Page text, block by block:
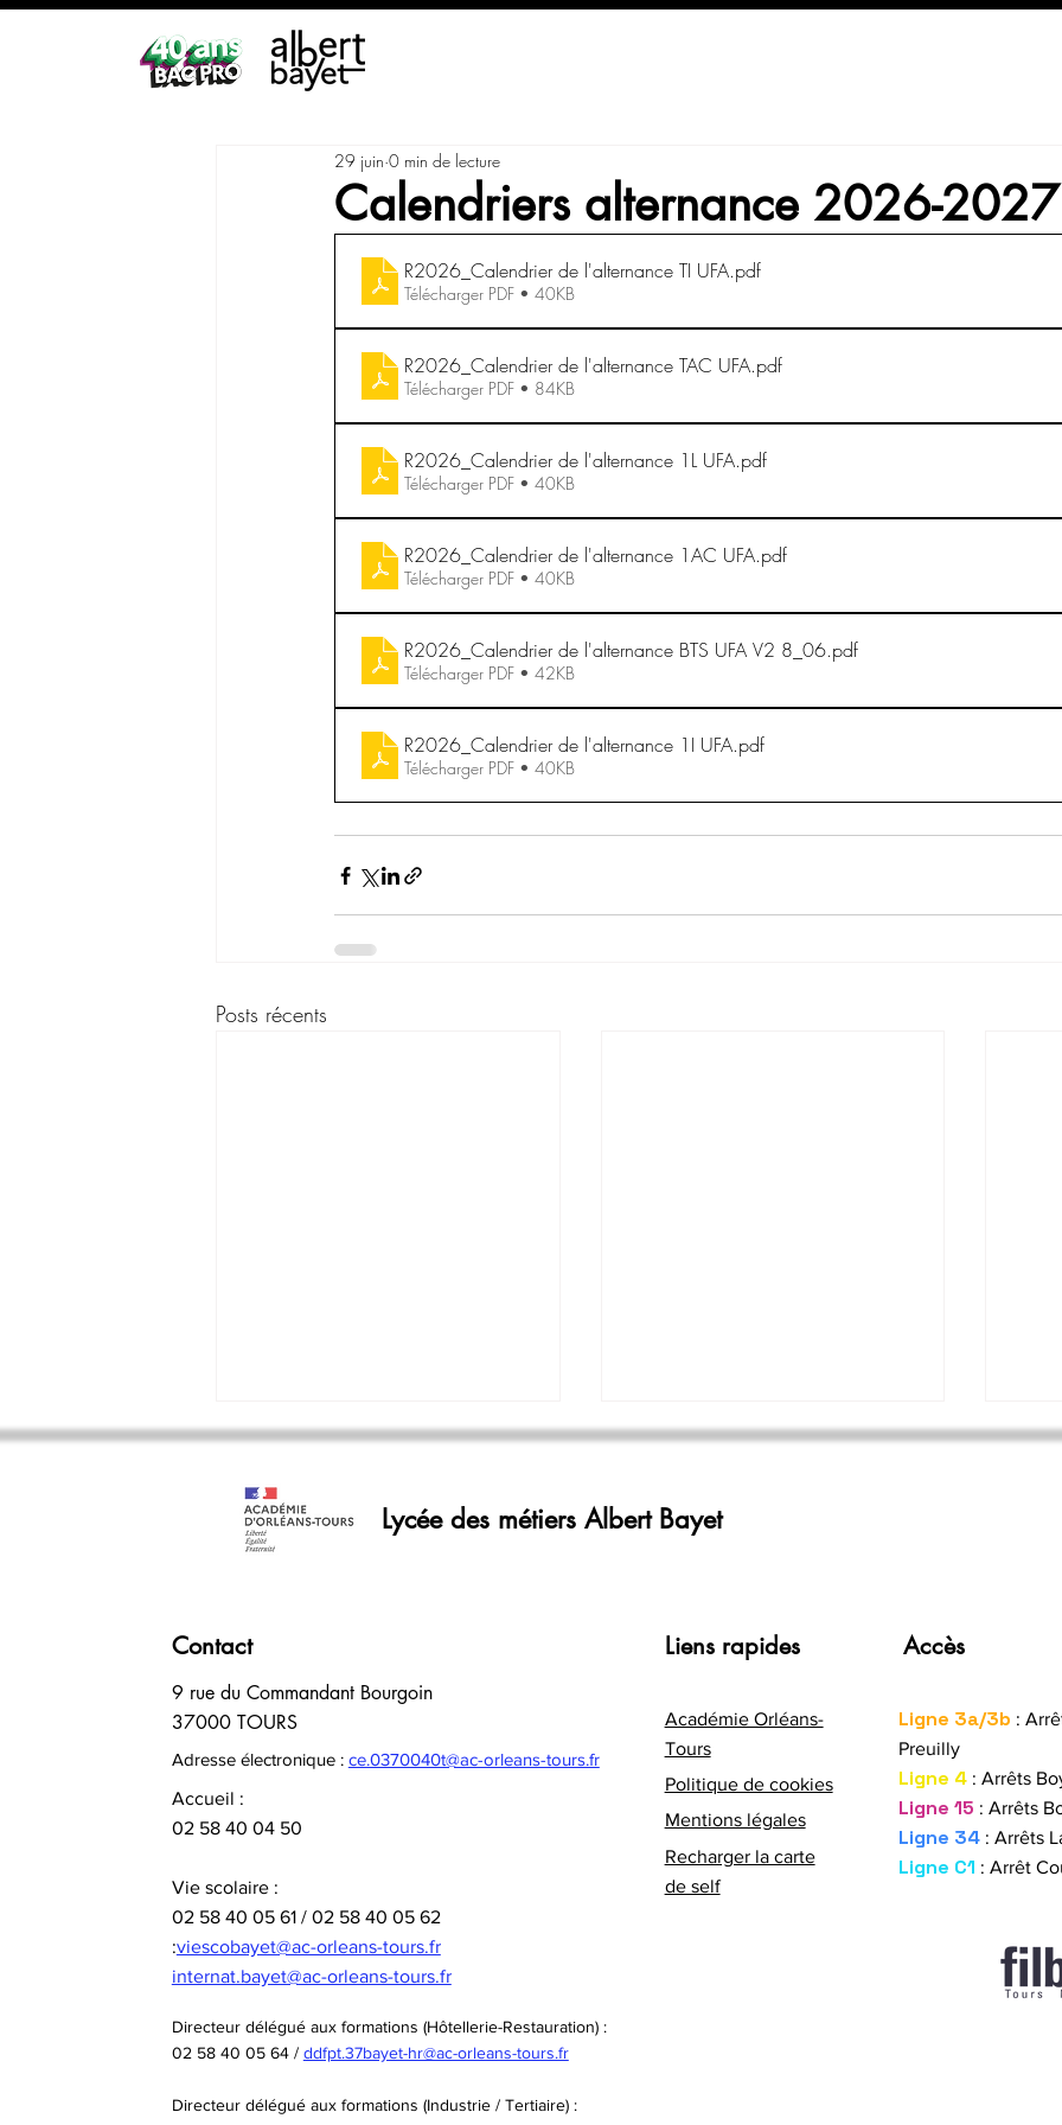
Calendriers alternance 2026-2027
29 juin 0 min de lecture
R2026_Calendrier de l'alternance TI UFA.pdf
Télécharger PDF • 40KB
R2026_Calendrier de l'alternance TAC UFA.pdf
Télécharger PDF • 84KB
R2026_Calendrier de l'alternance 1L UFA.pdf
Télécharger PDF • 40KB
R2026_Calendrier de l'alternance 1AC UFA.pdf
Télécharger PDF • 40KB
R2026_Calendrier de l'alternance BTS UFA V2 8_06.pdf
Télécharger PDF • 42KB
R2026_Calendrier de l'alternance 1I UFA.pdf
Télécharger PDF • 40KB
Posts récents
Informations de rentrée
MARDI 1er et MERCREDI 2
SEPTEMBRE 2026 · La rentrée est
échelonnée sur deux journées : -
40 ans du bac pro et mobilité
Erasmus+ : faire son stage à
Contact
9 rue du Commandant Bourgoin
37000 TOURS
Adresse électronique : ce.0370040t@ac-orleans-tours.fr
Accueil :
02 58 40 04 50
Vie scolaire :
02 58 40 05 61 / 02 58 40 05 62
:viescobayet@ac-orleans-tours.fr
internat.bayet@ac-orleans-tours.fr
Directeur délégué aux formations (Hôtellerie-Restauration) :
02 58 40 05 64 / ddfpt.37bayet-hr@ac-orleans-tours.fr
Directeur délégué aux formations (Industrie / Tertiaire) :
Liens rapides
Académie Orléans-
Tours
Politique de cookies
Mentions légales
Recharger la carte
de self
Accès
Ligne 3a/3b :
Preuilly
Ligne 4 : Arrêts
Ligne 15 : Arrêts
Ligne 34: Arrêts
Ligne C1 : Arrêt
Lycée des métiers Albert Bayet